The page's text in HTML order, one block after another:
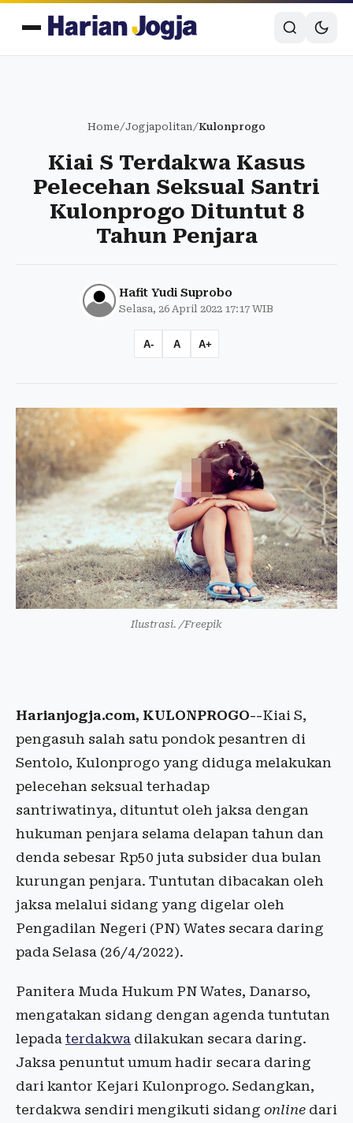
Home/Jogjapolitan/Kulonprogo
Kiai S Terdakwa Kasus
Pelecehan Seksual Santri
Kulonprogo Dituntut 8
Tahun Penjara
Hafit Yudi Suprobo
Selasa, 26 April 2022 17:17 WIB
A- A A+
Ilustrasi. /Freepik
Harianjogja.com, KULONPROGO--Kiai S,
pengasuh salah satu pondok pesantren di
Sentolo, Kulonprogo yang diduga melakukan
pelecehan seksual terhadap
santriwatinya, dituntut oleh jaksa dengan
hukuman penjara selama delapan tahun dan
denda sebesar Rp50 juta subsider dua bulan
kurungan penjara. Tuntutan dibacakan oleh
jaksa melalui sidang yang digelar oleh
Pengadilan Negeri (PN) Wates secara daring
pada Selasa (26/4/2022).
Panitera Muda Hukum PN Wates, Danarso,
mengatakan sidang dengan agenda tuntutan
lepada terdakwa dilakukan secara daring.
Jaksa penuntut umum hadir secara daring
dari kantor Kejari Kulonprogo. Sedangkan,
terdakwa sendiri mengikuti sidang online dari